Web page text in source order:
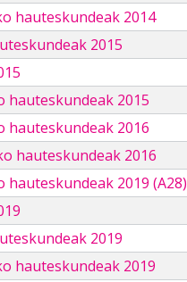
hauteskundeak 2014
2015
hauteskundeak 2015
hauteskundeak 2016
hauteskundeak 2016
2019 (A28)
2019
hauteskundeak 2019